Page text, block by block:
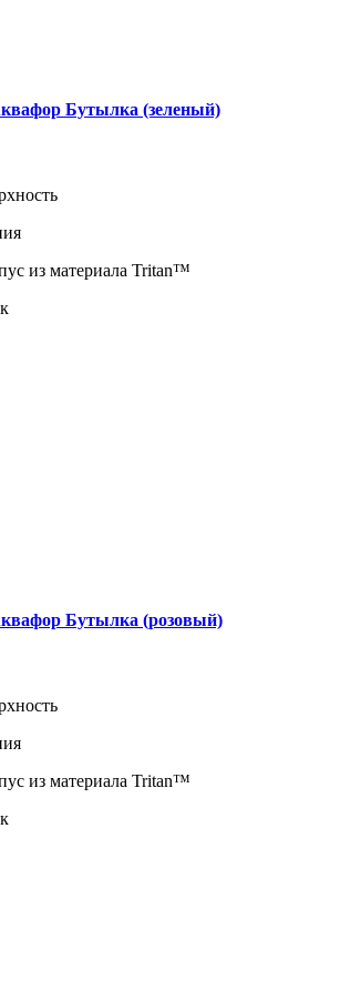
Бутылка (зеленый)
из материала Tritan™
Бутылка (розовый)
из материала Tritan™